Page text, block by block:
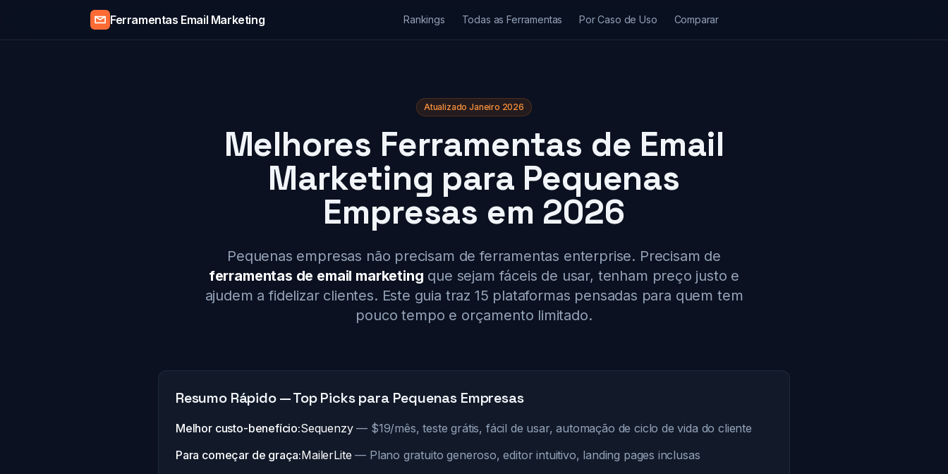
Ferramentas Email Marketing Rankings Todas as Ferramentas Por Caso de Uso Comparar
Atualizado Janeiro 2026
Melhores Ferramentas de Email
Marketing para Pequenas
Empresas em 2026
Pequenas empresas não precisam de ferramentas enterprise. Precisam de
ferramentas de email marketing que sejam fáceis de usar, tenham preço justo e
ajudem a fidelizar clientes. Este guia traz 15 plataformas pensadas para quem tem
pouco tempo e orçamento limitado.
Resumo Rápido — Top Picks para Pequenas Empresas
Melhor custo-benefício:Sequenzy— $19/mês, teste grátis, fácil de usar, automação de ciclo de vida do cliente
Para começar de graça:MailerLite — Plano gratuito generoso, editor intuitivo, landing pages inclusas